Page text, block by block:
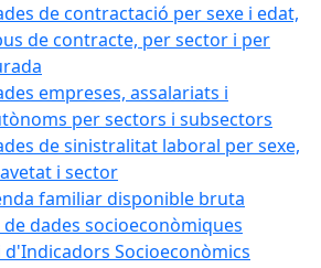
de contractació per sexe i edat,
de contracte, per sector i per
empreses, assalariats i
per sectors i subsectors
de sinistralitat laboral per sexe,
i sector
familiar disponible bruta
de dades socioeconòmiques
d'Indicadors Socioeconòmics